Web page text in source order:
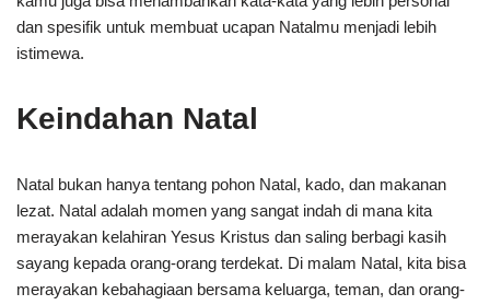
dan spesifik untuk membuat ucapan Natalmu menjadi lebih
istimewa.
Keindahan Natal
Natal bukan hanya tentang pohon Natal, kado, dan makanan
lezat. Natal adalah momen yang sangat indah di mana kita
merayakan kelahiran Yesus Kristus dan saling berbagi kasih
sayang kepada orang-orang terdekat. Di malam Natal, kita bisa
merayakan kebahagiaan bersama keluarga, teman, dan orang-